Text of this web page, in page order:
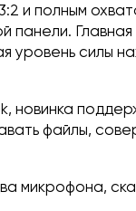
и полным
панели.
силы
новинка
файлы,
микрофона,